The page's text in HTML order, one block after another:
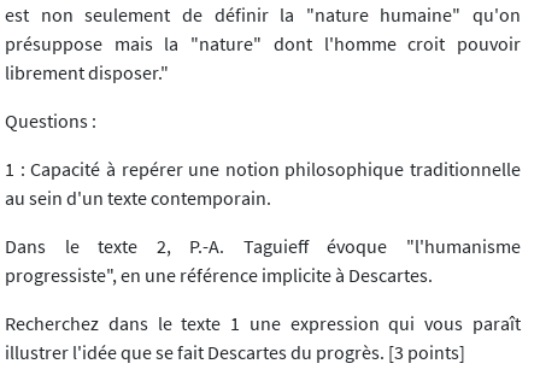
est non seulement de définir la "nature humaine" qu'on
présuppose mais la "nature" dont l'homme croit pouvoir
librement disposer."
Questions :
1 : Capacité à repérer une notion philosophique traditionnelle
au sein d'un texte contemporain.
Dans le texte 2, P.-A. Taguieff évoque "l'humanisme
progressiste", en une référence implicite à Descartes.
Recherchez dans le texte 1 une expression qui vous paraît
illustrer l'idée que se fait Descartes du progrès. [3 points]